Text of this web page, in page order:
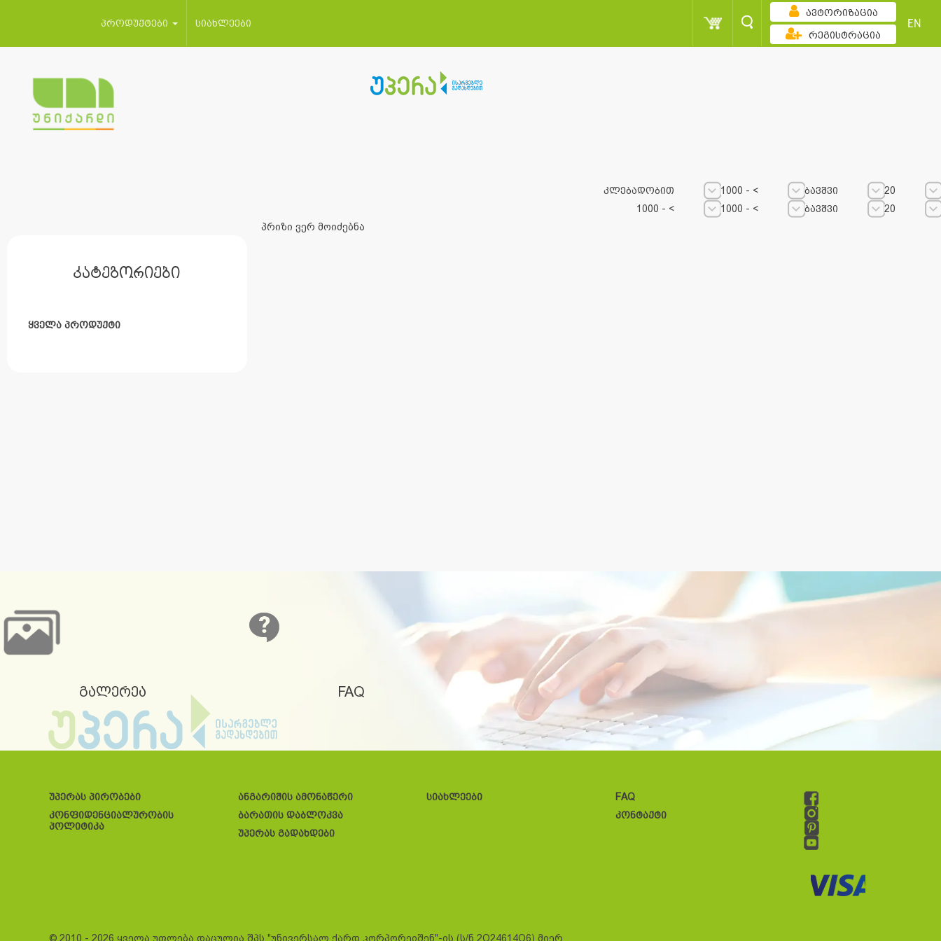
პროდუქტები სიახლეები
ავტორიზაცია
რეგისტრაცია
EN
კატეგორიები
ყველა პროდუქტი
კლებადობით 1000 - < ბავშვი
20
1000 - <
1000 - < ბავშვი
20
პრიზი ვერ მოიძებნა
გალერეა FAQ
უპერას პირობები
კონფიდენციალურობის
პოლიტიკა
ანგარიშის ამონაწერი
ბარათის დაბლოკვა
უპერას გადახდები
სიახლეები
FAQ
კონტაქტი
© 2010 - 2026 ყველა უფლება დაცულია შპს "უნივერსალ ქარდ კორპორეიშენ"-ის (ს/ნ 2O24614O6) მიერ